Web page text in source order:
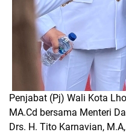
Penjabat (Pj) Wali Kota
MA.Cd bersama Menteri
Drs. H. Tito Karnavian,